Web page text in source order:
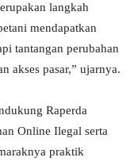
langkah
mendapatkan
tantangan perubahan
akses pasar,” ujarnya.
Raperda
Online Ilegal serta
praktik